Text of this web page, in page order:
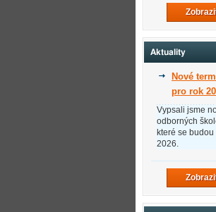
Aktuality
Nové
pro rok
Vypsali jsme
odborných
které se budou
2026.